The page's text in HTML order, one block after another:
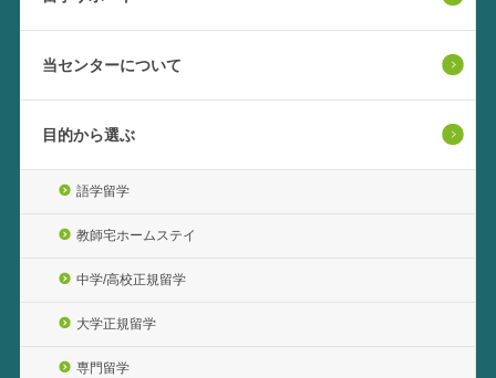
当センターについて
目的から選ぶ
語学留学
教師宅ホームステイ
中学/高校正規留学
大学正規留学
専門留学